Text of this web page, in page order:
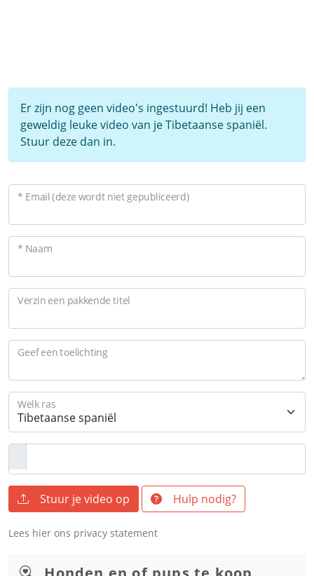
Er zijn nog geen video's ingestuurd! Heb jij een
geweldig leuke video van je Tibetaanse spaniël.
Stuur deze dan in.
* Email (deze wordt niet gepubliceerd)
* Naam
Verzin een pakkende titel
Geef een toelichting
Welk ras
Stuur je video op Hulp nodig?
Lees hier ons privacy statement